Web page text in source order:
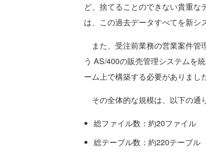
ど、捨てることのできない貴重
は、この過去データすべてを新シ
また、受注前業務の営業案件管
う AS/400の販売管理システムを
ーム上で構築する必要がありました
その全体的な規模は、以下の通
総ファイル数：約20ファイル
総テーブル数：約220テーブル